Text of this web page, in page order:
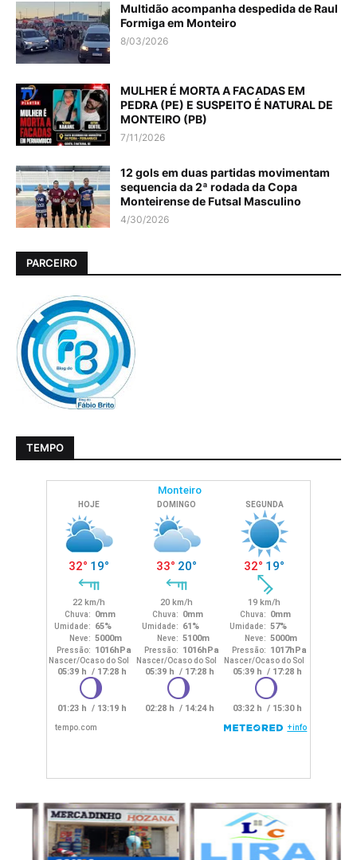
Multidão acompanha despedida de Raul
Formiga em Monteiro
8/03/2026
MULHER É MORTA A FACADAS EM
PEDRA (PE) E SUSPEITO É NATURAL DE
MONTEIRO (PB)
7/11/2026
12 gols em duas partidas movimentam
sequencia da 2ª rodada da Copa
Monteirense de Futsal Masculino
4/30/2026
PARCEIRO
TEMPO